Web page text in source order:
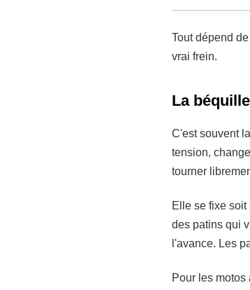
Tout dépend
vrai frein.
La
C'est souvent
tension,
tourner
Elle se fixe
des patins qui
l'avance. Les
Pour les